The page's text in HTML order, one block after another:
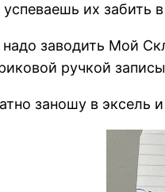
их забить
заводить Мой
ручкой
заношу в эксель